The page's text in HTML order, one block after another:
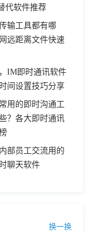
代软件推荐
输工具都有哪
远距离文件快速
IM即时通讯软件
间设置技巧分享
用的即时沟通工
？各大即时通讯
部员工交流用的
聊天软件
换一换